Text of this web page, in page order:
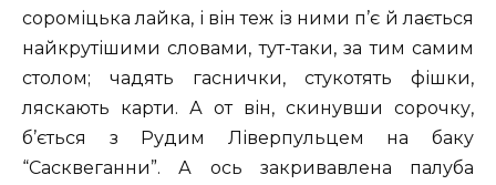
сороміцька лайка, і він теж із ними п’є й лається
найкрутішими словами, тут-таки, за тим самим
столом; чадять гаснички, стукотять фішки,
ляскають карти. А от він, скинувши сорочку,
б’ється з Рудим Ліверпульцем на баку
“Сасквеганни”. А ось закривавлена палуба